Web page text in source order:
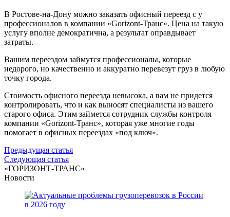
В Ростове-на-Дону можно заказать офисный переезд с у
профессионалов в компании «Gorizont-Транс». Цена на такую
услугу вполне демократична, а результат оправдывает
затраты.
Вашим переездом займутся профессионалы, которые
недорого, но качественно и аккуратно перевезут груз в любую
точку города.
Стоимость офисного переезда невысока, а вам не придется
контролировать, что и как выносят специалисты из вашего
старого офиса. Этим займется сотрудник службы контроля
компании «Gorizont-Транс», которая уже многие годы
помогает в офисных переездах «под ключ».
Навигация
по
записям
Предыдущая статья
Следующая статья
«ГОРИЗОНТ-ТРАНС»
Новости